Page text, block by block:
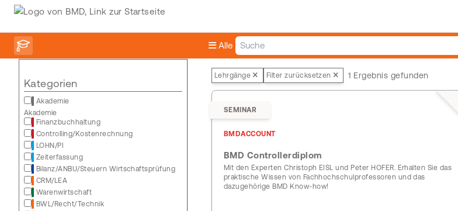
Alle
Kategorien
Akademie
Akademie
Finanzbuchhaltung
Controlling/Kostenrechnung
LOHN/PI
Zeiterfassung
Bilanz/ANBU/Steuern Wirtschaftsprüfung
CRM/LEA
Warenwirtschaft
BWL/Recht/Technik
Lehrgänge Filter zurücksetzen 1 Ergebnis gefunden
SEMINAR
BMDACCOUNT
BMD Controllerdiplom
Mit den Experten Christoph EISL und Peter HOFER. Erhalten Sie das
praktische Wissen von Fachhochschulprofessoren und das
dazugehörige BMD Know-how!